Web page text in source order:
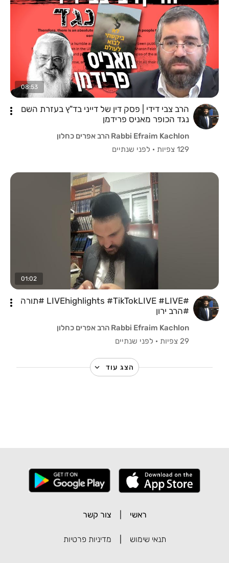
08:53
הרב צבי דידי | פסק דין של דייני בד"ץ בעזרת השם
נגד הכופר מאניס פרידמן
Rabbi Efraim Kachlon הרב אפרים כחלון
129 צפיות
· לפני שנתיים
01:02
#LIVEhighlights #TikTokLIVE #LIVE ‏#תורה
#הרב ירון
Rabbi Efraim Kachlon הרב אפרים כחלון
29 צפיות
· לפני שנתיים
הצג עוד
ראשי צור קשר
תנאי שימוש מדיניות פרטיות